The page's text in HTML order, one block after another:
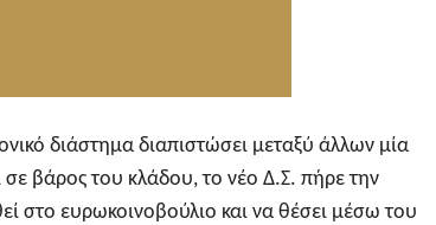
διάστημα διαπιστώσει μεταξύ άλλων μία
σε βάρος του κλάδου, το νέο Δ.Σ. πήρε την
στο ευρωκοινοβούλιο και να θέσει μέσω του